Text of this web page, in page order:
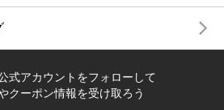
式アカウントをフォローして
クーポン情報を受け取ろう